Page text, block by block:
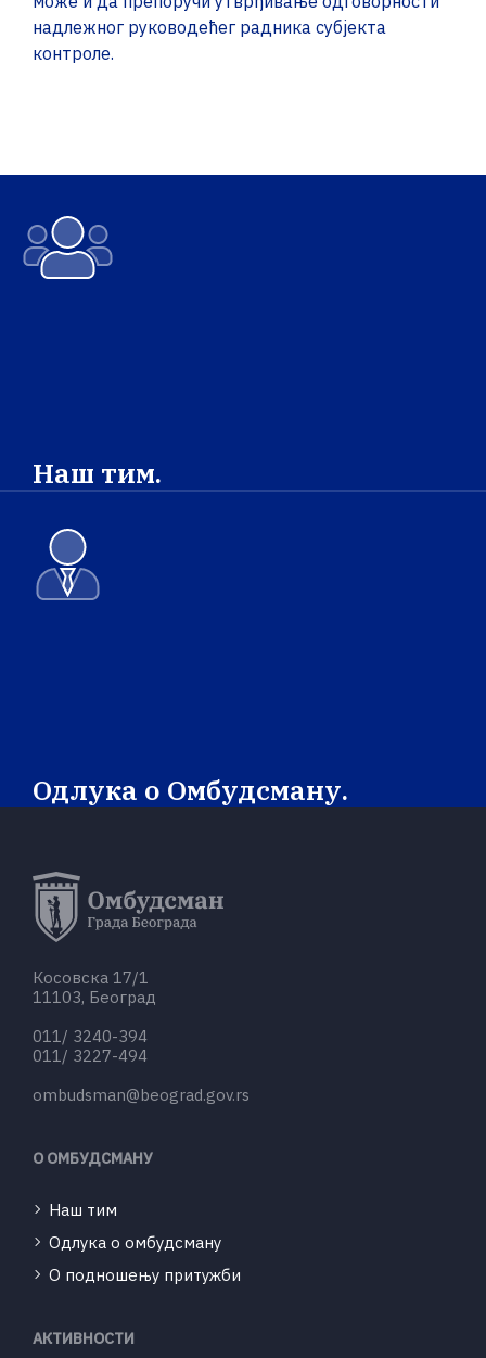
надлежног руководећег радника субјекта
контроле.
Наш тим.
Омбудсмана града Београда.
ВИШЕ О ТИМУ
Одлука о Омбудсману.
ВИШЕ О ОДЛУЦИ
Косовска 17/1
11103, Београд
011/ 3240-394
011/ 3227-494
ombudsman@beograd.gov.rs
О ОМБУДСМАНУ
Наш тим
Одлука о омбудсману
О подношењу притужби
АКТИВНОСТИ